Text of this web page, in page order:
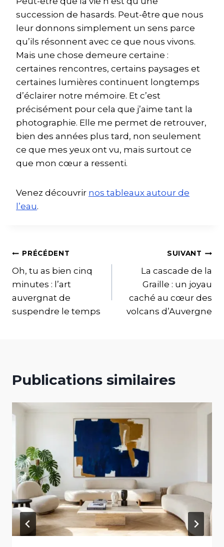
succession de hasards. Peut-être que nous
leur donnons simplement un sens parce
qu’ils résonnent avec ce que nous vivons.
Mais une chose demeure certaine :
certaines rencontres, certains paysages et
certaines lumières continuent longtemps
d’éclairer notre mémoire. Et c’est
précisément pour cela que j’aime tant la
photographie. Elle me permet de retrouver,
bien des années plus tard, non seulement
ce que mes yeux ont vu, mais surtout ce
que mon cœur a ressenti.
Venez découvrir nos tableaux autour de
l’eau.
PRÉCÉDENT
Oh, tu as bien cinq
minutes : l’art
auvergnat de
suspendre le temps
SUIVANT
La cascade de la
Graille : un joyau
caché au cœur des
volcans d’Auvergne
Publications similaires